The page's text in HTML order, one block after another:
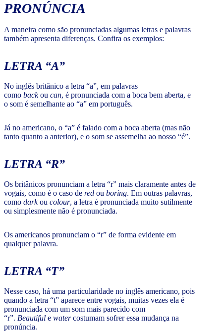
PRONÚNCIA
A maneira como são pronunciadas algumas letras e palavras
também apresenta diferenças. Confira os exemplos:
LETRA “A”
No inglês britânico a letra “a”, em palavras
como backou can, é pronunciada com a boca bem aberta, e
o som é semelhante ao “a” em português.
Já no americano, o “a” é falado com a boca aberta (mas não
tanto quanto a anterior), e o som se assemelha ao nosso “é”.
LETRA “R”
Os britânicos pronunciam a letra “r” mais claramente antes de
vogais, como é o caso de red ou boring. Em outras palavras,
como darkou colour, a letra é pronunciada muito sutilmente
ou simplesmente não é pronunciada.
Os americanos pronunciam o “r” de forma evidente em
qualquer palavra.
LETRA “T”
Nesse caso, há uma particularidade no inglês americano, pois
quando a letra “t” aparece entre vogais, muitas vezes ela é
pronunciada com um som mais parecido com
“r”. Beautiful e watercostumam sofrer essa mudança na
pronúncia.